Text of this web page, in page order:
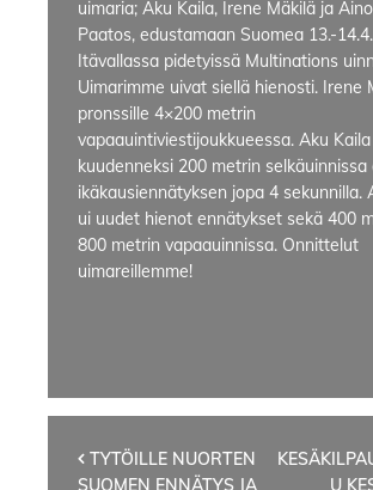
uimaria; Aku Kaila, Irene Mäkilä ja
Paatos, edustamaan Suomea 13.-
Itävallassa pidetyissä Multinations
Uimarimme uivat siellä hienosti. Irene
pronssille 4×200 metrin
vapaauintiviestijoukkueessa. Aku
kuudenneksi 200 metrin selkäuinnissa
ikäkausiennätyksen jopa 4 sekunnilla.
ui uudet hienot ennätykset sekä 400
800 metrin vapaauinnissa. Onnittelut
uimareillemme!
Artikkelien
TYTÖILLE NUORTEN
SUOMEN ENNÄTYS JA
U